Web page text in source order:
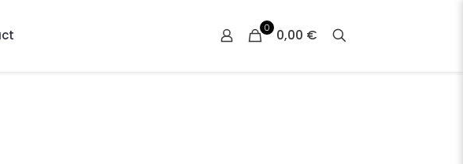
0 0,00 €